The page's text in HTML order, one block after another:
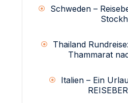
Schweden –
Thailand
Thammarat
Italien – Ein